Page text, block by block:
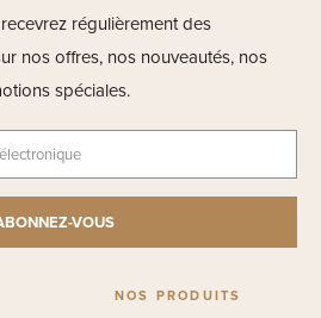
régulièrement des
nos offres, nos nouveautés, nos
spéciales.
NOS PRODUITS